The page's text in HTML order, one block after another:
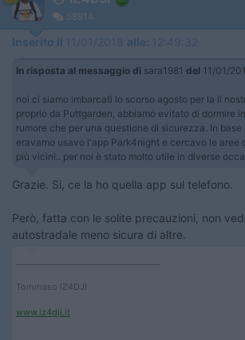
58914
Inserito il 11/01/2018 alle: 12:49:32
In risposta al messaggio di sara1981 del 11/01/
noi ci siamo imbarcati lo scorso agosto per la il
proprio da Puttgarden, abbiamo evitato di dormire
rumore che per una questione di sicurezza. In base
eravamo usavo l'app Park4night e cercavo le aree
più vicini.. per noi è stato molto utile in diverse
Grazie. Si, ce la ho quella app sul telefono.
Però, fatta con le solite precauzioni, non
autostradale meno sicura di altre.
Tommaso IZ4DJI
www.iz4dji.it